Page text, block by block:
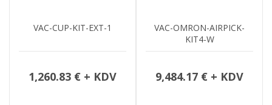
VAC-CUP-KIT-EXT-1
1,260.83 € + KDV
VAC-OMRON-AIRPICK-
KIT4-W
9,484.17 € + KDV